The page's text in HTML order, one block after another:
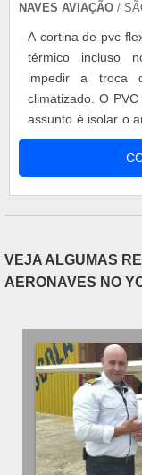
NAVES AVIAÇÃO /
A cortina de pvc
térmico incluso
impedir a troca
climatizado. O
assunto é isolar o
troca térmica,
agentes químicos
opção dentro do
VEJA ALGUMAS
AERONAVES NO